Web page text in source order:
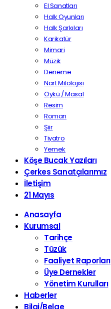
El Sanatları
Halk Oyunları
Halk Şarkıları
Karikatür
Mimari
Müzik
Deneme
Nart Mitolojisi
Öykü / Masal
Resim
Roman
Şiir
Tiyatro
Yemek
Köşe Bucak Yazıları
Çerkes Sanatçılarımız
İletişim
21 Mayıs
Anasayfa
Kurumsal
Tarihçe
Tüzük
Faaliyet Raporları
Üye Dernekler
Yönetim Kurulları
Haberler
Bilgi/Belge